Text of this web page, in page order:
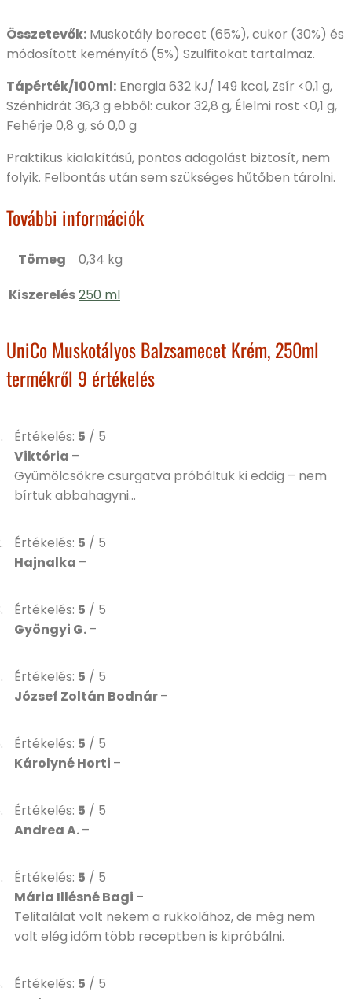
Összetevők: Muskotály borecet (65%), cukor (30%) és
módosított keményítő (5%) Szulfitokat tartalmaz.
Tápérték/100ml: Energia 632 kJ/ 149 kcal, Zsír <0,1 g,
Szénhidrát 36,3 g ebből: cukor 32,8 g, Élelmi rost <0,1 g,
Fehérje 0,8 g, só 0,0 g
Praktikus kialakítású, pontos adagolást biztosít, nem
folyik. Felbontás után sem szükséges hűtőben tárolni.
További információk
Tömeg
0,34 kg
Kiszerelés250 ml
UniCo Muskotályos Balzsamecet Krém, 250ml
termékről 9 értékelés
Értékelés: 5 / 5
Viktória –
Gyümölcsökre csurgatva próbáltuk ki eddig – nem
bírtuk abbahagyni…
Értékelés: 5 / 5
Hajnalka –
Értékelés: 5 / 5
Gyöngyi G.–
Értékelés: 5 / 5
József Zoltán Bodnár–
Értékelés: 5 / 5
Károlyné Horti –
Értékelés: 5 / 5
Andrea A.–
Értékelés: 5 / 5
Mária Illésné Bagi –
Telitalálat volt nekem a rukkolához, de még nem
volt elég időm több receptben is kipróbálni.
Értékelés: 5 / 5